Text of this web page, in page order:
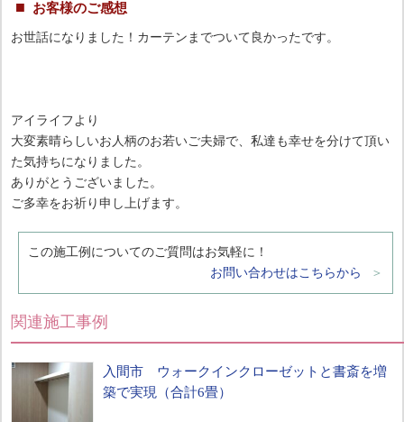
お客様のご感想
お世話になりました！カーテンまでついて良かったです。
アイライフより
大変素晴らしいお人柄のお若いご夫婦で、私達も幸せを分けて頂い
た気持ちになりました。
ありがとうございました。
ご多幸をお祈り申し上げます。
この施工例についてのご質問はお気軽に！
お問い合わせはこちらから
関連施工事例
入間市 ウォークインクローゼットと書斎を増
築で実現（合計6畳）